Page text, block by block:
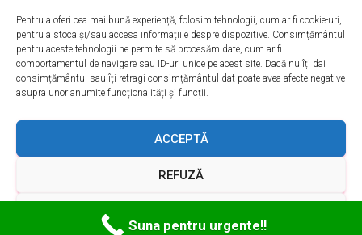
Pentru a oferi cea mai bună experiență, folosim tehnologii, cum ar fi cookie-uri,
pentru a stoca și/sau accesa informațiile despre dispozitive. Consimțământul
pentru aceste tehnologii ne permite să procesăm date, cum ar fi
comportamentul de navigare sau ID-uri unice pe acest site. Dacă nu îți dai
consimțământul sau îți retragi consimțământul dat poate avea afecte negative
asupra unor anumite funcționalități și funcții.
ACCEPTĂ
REFUZĂ
PRAHOVA Aveti o problema cu o masina de spalat lg?
Tot ce trebuie sa faceti este sa ne sunati Citește mai mult
DESPRE NOI SERVICII
GDPR TERMENI ȘI CONDIȚII
Hestia | Proiectată de
Suna pentru urgente!!